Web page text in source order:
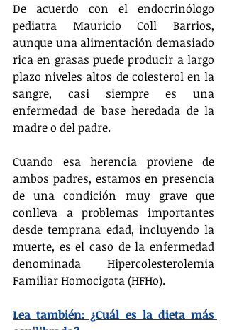
De acuerdo con el endocrinólogo
pediatra Mauricio Coll Barrios,
aunque una alimentación demasiado
rica en grasas puede producir a largo
plazo niveles altos de colesterol en la
sangre, casi siempre es una
enfermedad de base heredada de la
madre o del padre.
Cuando esa herencia proviene de
ambos padres, estamos en presencia
de una condición muy grave que
conlleva a problemas importantes
desde temprana edad, incluyendo la
muerte, es el caso de la enfermedad
denominada Hipercolesterolemia
Familiar Homocigota (HFHo).
Lea también: ¿Cuál es la dieta más